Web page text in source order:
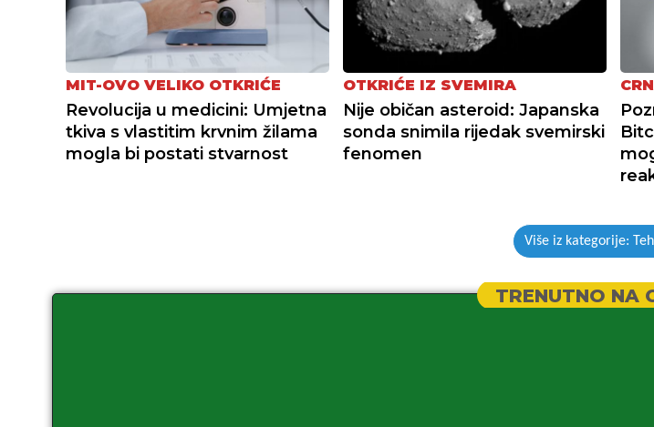
MIT-OVO VELIKO OTKRIĆE
Revolucija u medicini: Umjetna
tkiva s vlastitim krvnim žilama
mogla bi postati stvarnost
OTKRIĆE IZ SVEMIRA
Nije običan asteroid: Japanska
sonda snimila rijedak svemirski
fenomen
Više iz kategorije:
TRENUTNO NA